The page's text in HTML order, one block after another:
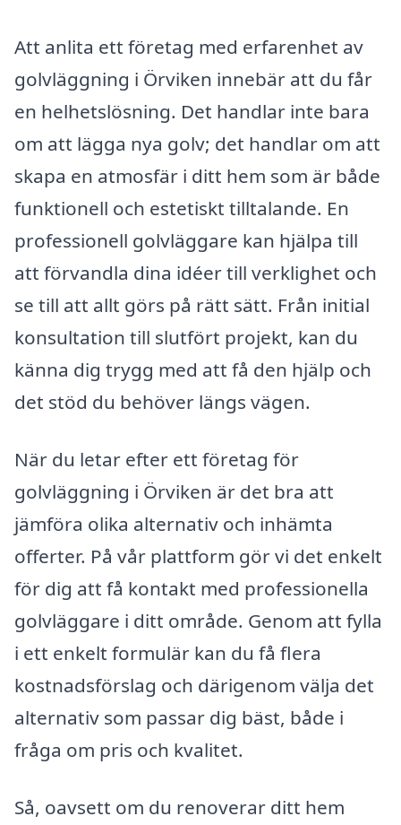
Att anlita ett företag med erfarenhet av
golvläggning i Örviken innebär att du får
en helhetslösning. Det handlar inte bara
om att lägga nya golv; det handlar om att
skapa en atmosfär i ditt hem som är både
funktionell och estetiskt tilltalande. En
professionell golvläggare kan hjälpa till
att förvandla dina idéer till verklighet och
se till att allt görs på rätt sätt. Från initial
konsultation till slutfört projekt, kan du
känna dig trygg med att få den hjälp och
det stöd du behöver längs vägen.
När du letar efter ett företag för
golvläggning i Örviken är det bra att
jämföra olika alternativ och inhämta
offerter. På vår plattform gör vi det enkelt
för dig att få kontakt med professionella
golvläggare i ditt område. Genom att fylla
i ett enkelt formulär kan du få flera
kostnadsförslag och därigenom välja det
alternativ som passar dig bäst, både i
fråga om pris och kvalitet.
Så, oavsett om du renoverar ditt hem